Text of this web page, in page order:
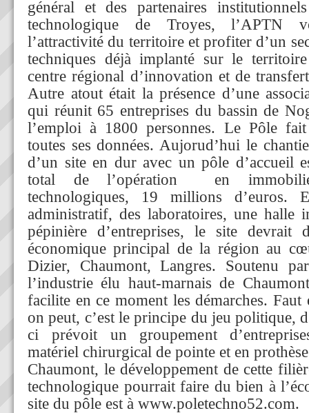
général et des partenaires
technologique de Troyes, l’APTN
l’attractivité du territoire et profiter d’un
techniques déjà implanté sur le
centre régional d’innovation et de
Autre atout était la présence d’une
qui réunit 65 entreprises du bassin de
l’emploi à 1800 personnes. Le Pôle fait
toutes ses données. Aujorud’hui le
d’un site en dur avec un pôle d’accueil
total de l’opération en
technologiques, 19 millions d’euros.
administratif, des laboratoires, une halle
pépinière d’entreprises, le site devrait
économique principal de la région au
Dizier, Chaumont, Langres. Soutenu
l’industrie élu haut-marnais de
facilite en ce moment les démarches.
on peut, c’est le principe du jeu politique,
ci prévoit un groupement
matériel chirurgical de pointe et en
Chaumont, le développement de cette
technologique pourrait faire du bien à
site du pôle est à www.poletechno52.com.